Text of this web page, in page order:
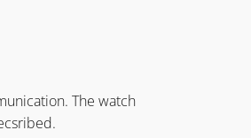
The watch